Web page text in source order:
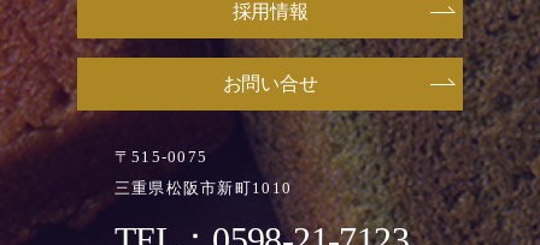
〒515-0075
三重県松阪市新町1010
お問い合せ
採用情報